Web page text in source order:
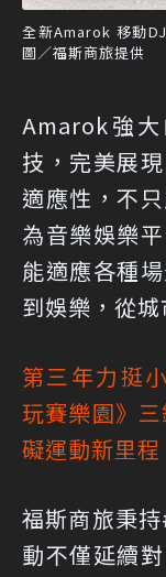
全新Amarok 移動
圖／福斯商旅提供
Amarok強
技，完美展
適應性，不
為音樂娛樂
能適應各種
到娛樂，從
第三年力挺
玩賽樂園》
礙運動新里程
福斯商旅秉
動不僅延續